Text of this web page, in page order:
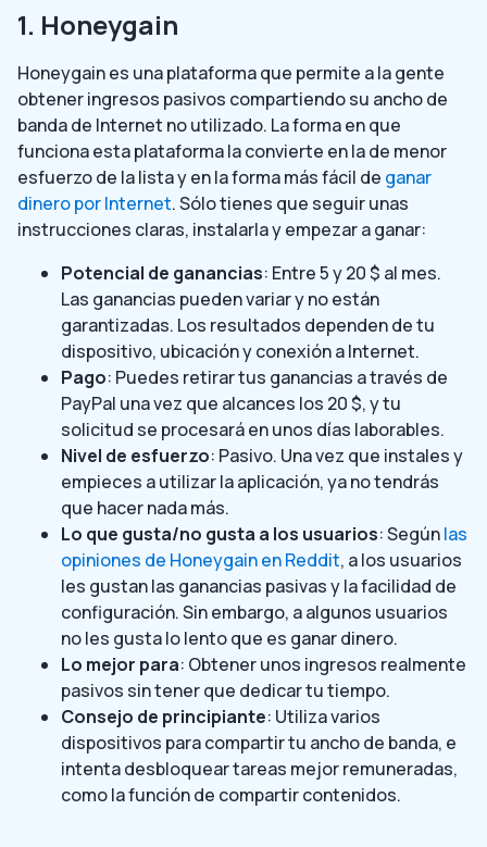
1. Honeygain
Honeygain es una plataforma que permite a la gente
obtener ingresos pasivos compartiendo su ancho de
banda de Internet no utilizado. La forma en que
funciona esta plataforma la convierte en la de menor
esfuerzo de la lista y en la forma más fácil de ganar
dinero por Internet. Sólo tienes que seguir unas
instrucciones claras, instalarla y empezar a ganar:
Potencial de ganancias: Entre 5 y 20 $ al mes.
Las ganancias pueden variar y no están
garantizadas. Los resultados dependen de tu
dispositivo, ubicación y conexión a Internet.
Pago: Puedes retirar tus ganancias a través de
PayPal una vez que alcances los 20 $, y tu
solicitud se procesará en unos días laborables.
Nivel de esfuerzo: Pasivo. Una vez que instales y
empieces a utilizar la aplicación, ya no tendrás
que hacer nada más.
Lo que gusta/no gusta a los usuarios: Segúnlas
opiniones de Honeygain en Reddit, a los usuarios
les gustan las ganancias pasivas y la facilidad de
configuración. Sin embargo, a algunos usuarios
no les gusta lo lento que es ganar dinero.
Lo mejor para: Obtener unos ingresos realmente
pasivos sin tener que dedicar tu tiempo.
Consejo de principiante: Utiliza varios
dispositivos para compartir tu ancho de banda, e
intenta desbloquear tareas mejor remuneradas,
como la función de compartir contenidos.